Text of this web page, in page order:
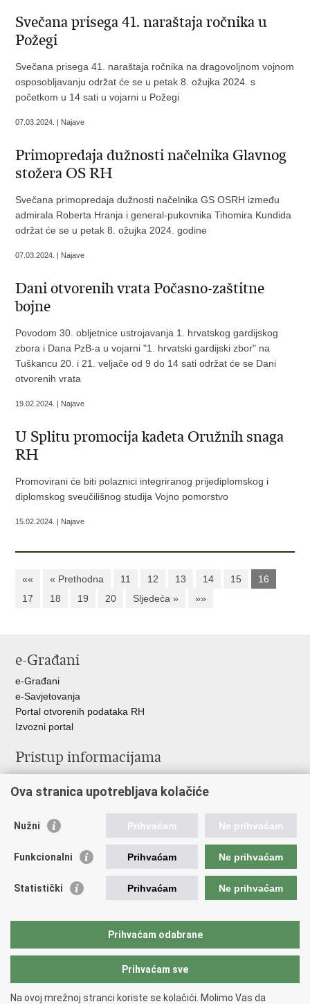
Svečana prisega 41. naraštaja ročnika u
Požegi
Svečana prisega 41. naraštaja ročnika na dragovoljnom vojnom
osposobljavanju održat će se u petak 8. ožujka 2024. s
početkom u 14 sati u vojarni u Požegi
07.03.2024. | Najave
Primopredaja dužnosti načelnika Glavnog
stožera OS RH
Svečana primopredaja dužnosti načelnika GS OSRH između
admirala Roberta Hranja i general-pukovnika Tihomira Kundida
održat će se u petak 8. ožujka 2024. godine
07.03.2024. | Najave
Dani otvorenih vrata Počasno-zaštitne
bojne
Povodom 30. obljetnice ustrojavanja 1. hrvatskog gardijskog
zbora i Dana PzB-a u vojarni "1. hrvatski gardijski zbor" na
Tuškancu 20. i 21. veljače od 9 do 14 sati održat će se Dani
otvorenih vrata
19.02.2024. | Najave
U Splitu promocija kadeta Oružnih snaga
RH
Promovirani će biti polaznici integriranog prijediplomskog i
diplomskog sveučilišnog studija Vojno pomorstvo
15.02.2024. | Najave
«« « Prethodna 11 12 13 14 15
16
17
18 19 20 Sljedeća » »»
e-Građani
e-Građani
e-Savjetovanja
Portal otvorenih podataka RH
Izvozni portal
Pristup informacijama
Izjava o pristupačnosti
Ravnopravnost spolova u MORH-u i OSRH
Važne poveznice
Vlada RH
Hrvatski Sabor
Ova stranica upotrebljava kolačiće
Nužni Prihvaćam Ne prihvaćam
Funkcionalni Prihvaćam Ne prihvaćam
Statistički Prihvaćam Ne prihvaćam
Prihvaćam odabrane
Prihvaćam sve
Na ovoj mrežnoj stranci koriste se kolačići. Molimo Vas da